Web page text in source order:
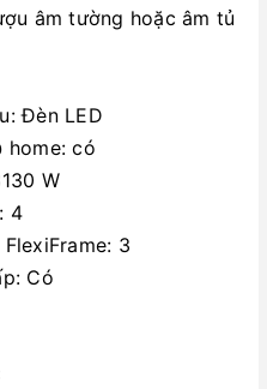
âm tường hoặc âm tủ
Đèn LED
home: có
W
4
3
Có